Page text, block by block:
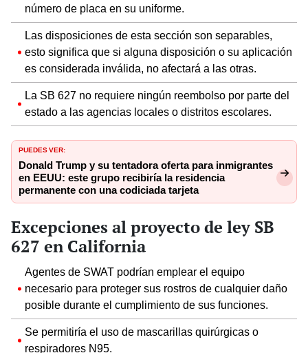
número de placa en su uniforme.
Las disposiciones de esta sección son separables,
esto significa que si alguna disposición o su aplicación
es considerada inválida, no afectará a las otras.
La SB 627 no requiere ningún reembolso por parte del
estado a las agencias locales o distritos escolares.
PUEDES VER:
Donald Trump y su tentadora oferta para inmigrantes
en EEUU: este grupo recibiría la residencia
permanente con una codiciada tarjeta
Excepciones al proyecto de ley SB
627 en California
Agentes de SWAT podrían emplear el equipo
necesario para proteger sus rostros de cualquier daño
posible durante el cumplimiento de sus funciones.
Se permitiría el uso de mascarillas quirúrgicas o
respiradores N95.